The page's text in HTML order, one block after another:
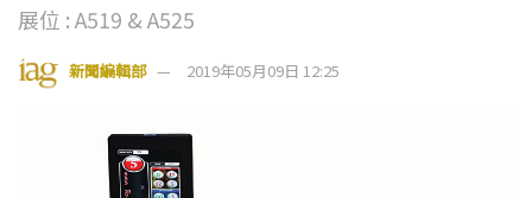
展位 : A519 & A525
新聞編輯部 2019年05月09日 12:25